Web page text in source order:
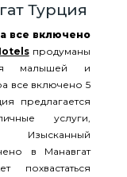
Турция
все включено
продуманы
малышей и
все включено 5
предлагается
услуги,
Изысканный
в Манавгат
похвастаться